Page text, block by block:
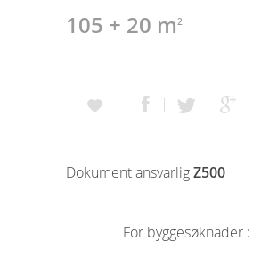
105 + 20 m2
Dokument ansvarligZ500
For byggesøknader :